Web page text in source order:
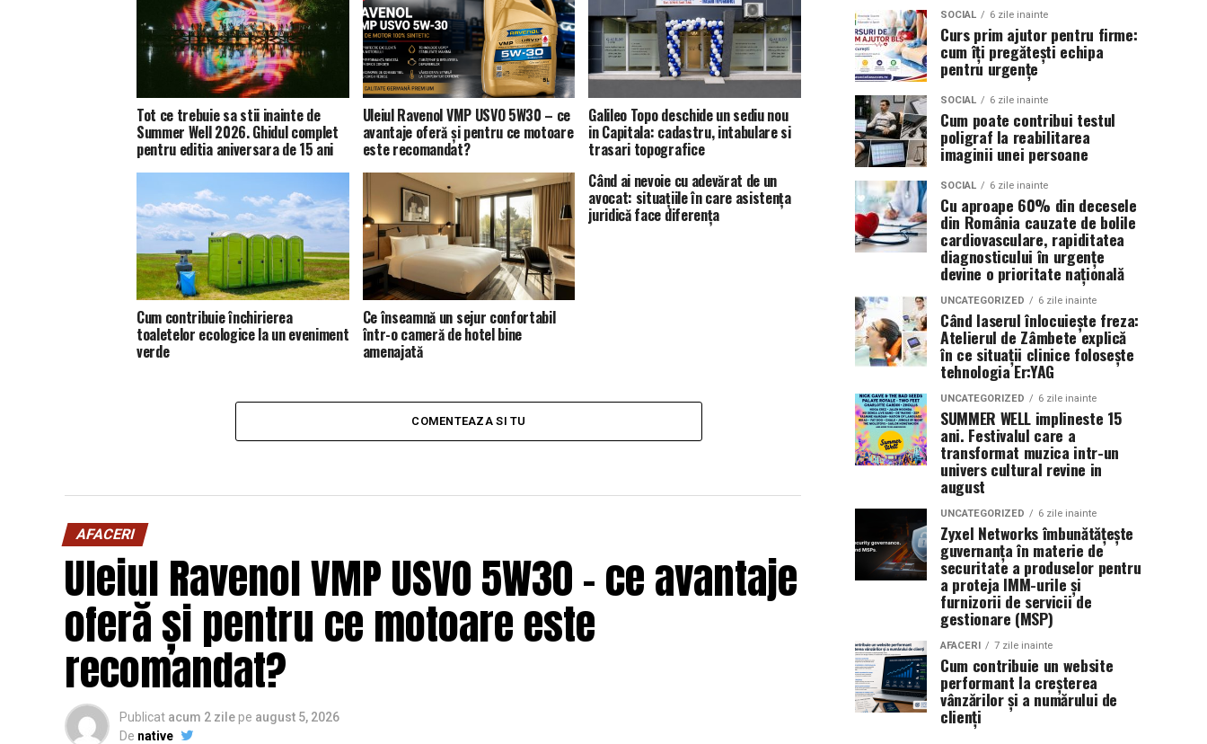
Tot ce trebuie sa stii inainte de
Summer Well 2026. Ghidul complet
pentru editia aniversara de 15 ani
Uleiul Ravenol VMP USVO 5W30 – ce
avantaje oferă și pentru ce motoare
este recomandat?
Galileo Topo deschide un sediu nou
in Capitala: cadastru, intabulare si
trasari topografice
Cum contribuie închirierea
toaletelor ecologice la un eveniment
verde
Ce înseamnă un sejur confortabil
într-o cameră de hotel bine
amenajată
Când ai nevoie cu adevărat de un
avocat: situațiile în care asistența
juridică face diferența
COMENTEAZA SI TU
AFACERI
Uleiul Ravenol VMP USVO 5W30 – ce avantaje
oferă și pentru ce motoare este
recomandat?
Publicat acum 2 zile pe august 5, 2026
De native
SOCIAL 6 zile inainte
Curs prim ajutor pentru firme:
cum îți pregătești echipa
pentru urgențe
SOCIAL 6 zile inainte
Cum poate contribui testul
poligraf la reabilitarea
imaginii unei persoane
SOCIAL 6 zile inainte
Cu aproape 60% din decesele
din România cauzate de bolile
cardiovasculare, rapiditatea
diagnosticului în urgențe
devine o prioritate națională
UNCATEGORIZED 6 zile inainte
Când laserul înlocuiește freza:
Atelierul de Zâmbete explică
în ce situații clinice folosește
tehnologia Er:YAG
UNCATEGORIZED 6 zile inainte
SUMMER WELL implineste 15
ani. Festivalul care a
transformat muzica intr-un
univers cultural revine in
august
UNCATEGORIZED 6 zile inainte
Zyxel Networks îmbunătățește
guvernanța în materie de
securitate a produselor pentru
a proteja IMM-urile și
furnizorii de servicii de
gestionare (MSP)
AFACERI 7 zile inainte
Cum contribuie un website
performant la creșterea
vânzărilor și a numărului de
clienți